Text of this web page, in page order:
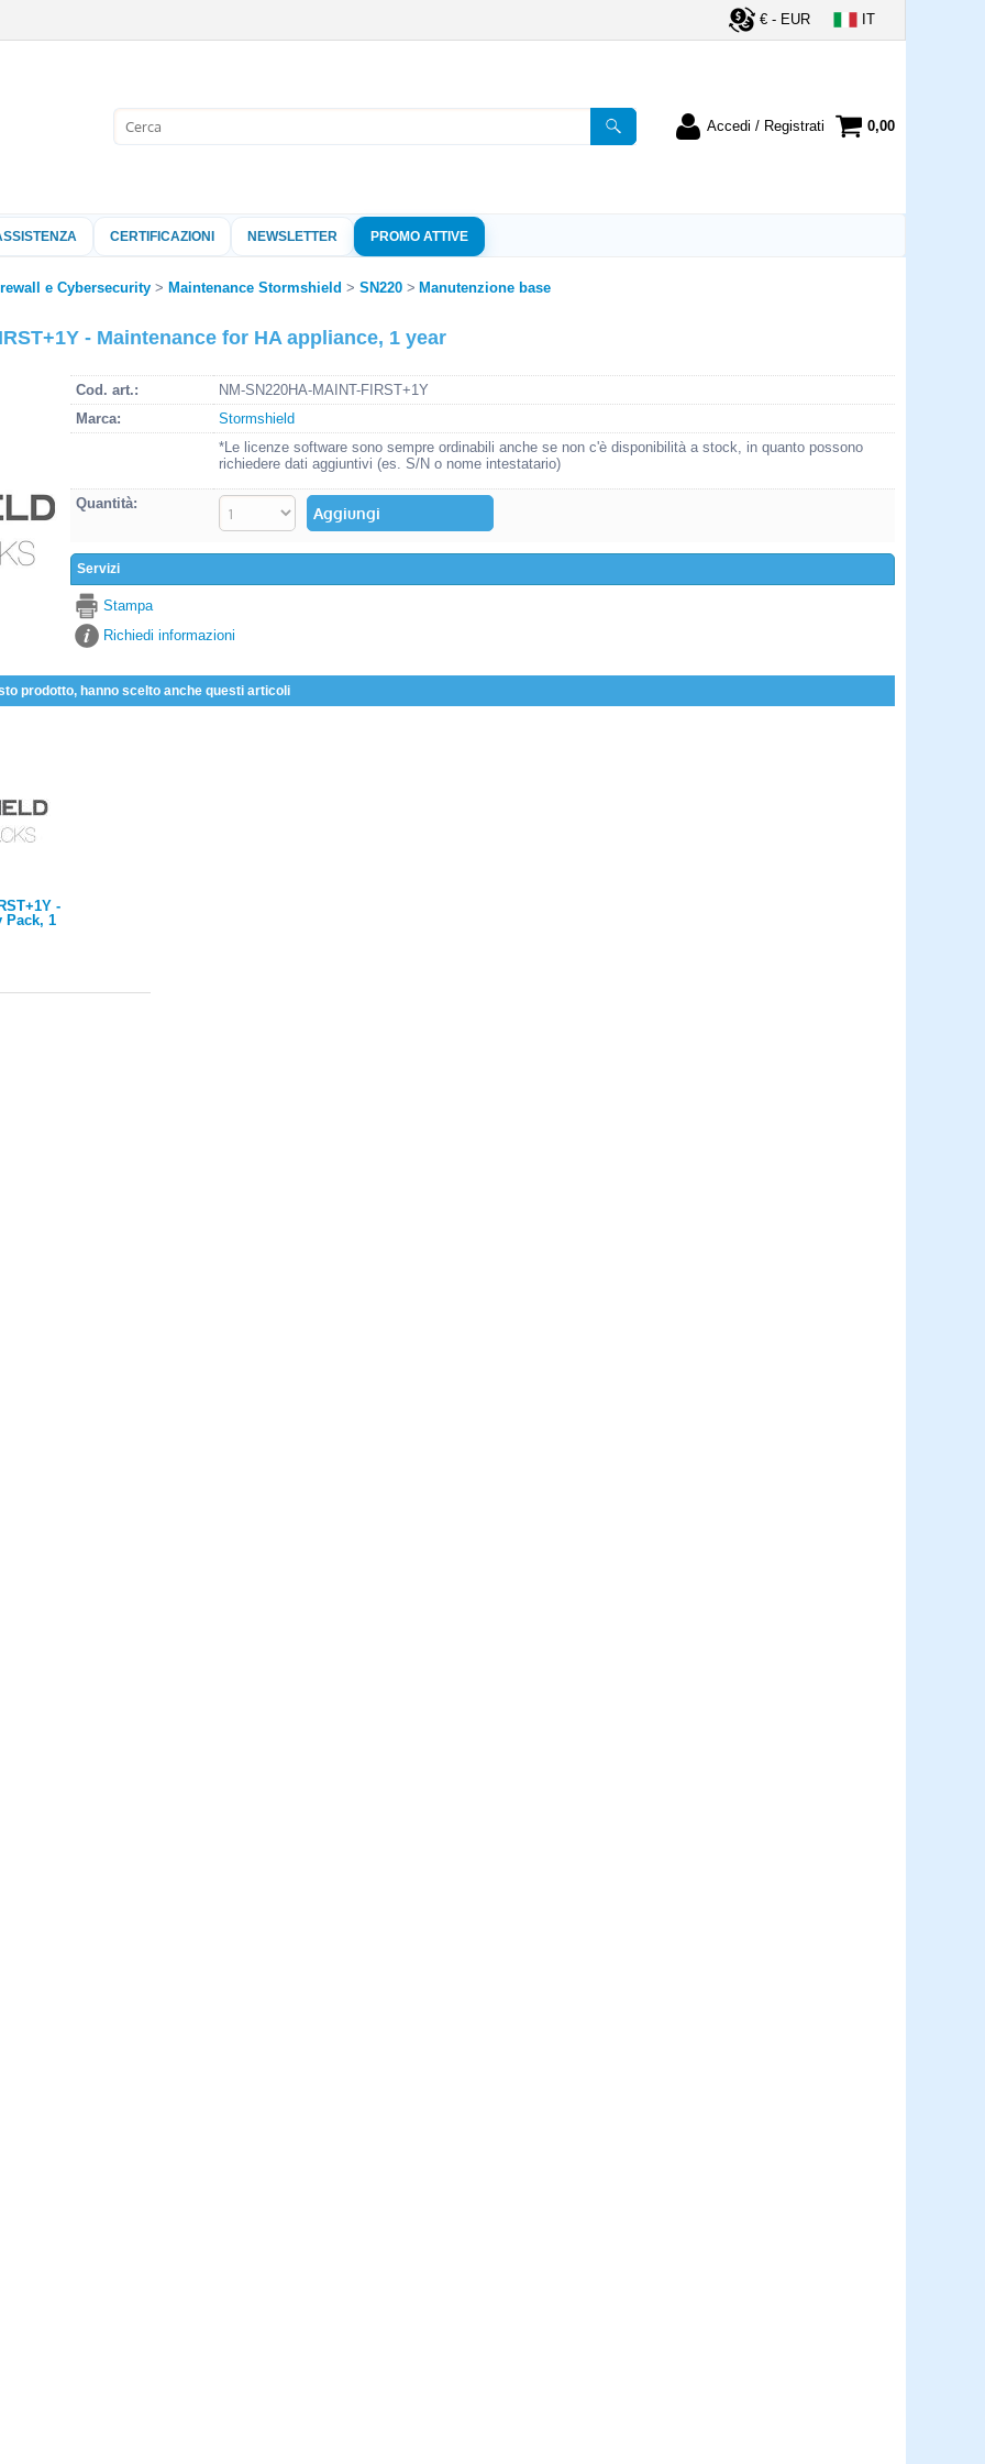
€ - EUR IT
Accedi / Registrati
nome utente e la password e poi
clicca sul pulsante "Accedi"
Nome utente:
Hai perso la password?
0,00
CERTIFICAZIONI NEWSLETTER PROMO ATTIVE
e Cybersecurity Maintenance Stormshield SN220 Manutenzione base
- Maintenance for HA appliance, 1 year
Cod. art.:
NM-SN220HA-MAINT-FIRST+1Y
Marca:
Stormshield
*Le licenze software sono sempre ordinabili anche se non c'è disponibilità a stock, in quanto possono
richiedere dati aggiuntivi (es. S/N o nome intestatario)
Quantità:
Servizi
Stampa
Richiedi informazioni
prodotto, hanno scelto anche questi articoli
-
Pack, 1